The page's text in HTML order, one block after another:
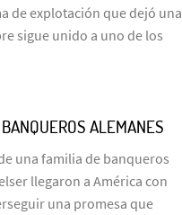
de explotación que dejó una
sigue unido a uno de los
ALEMANES
una familia de banqueros
llegaron a América con
una promesa que